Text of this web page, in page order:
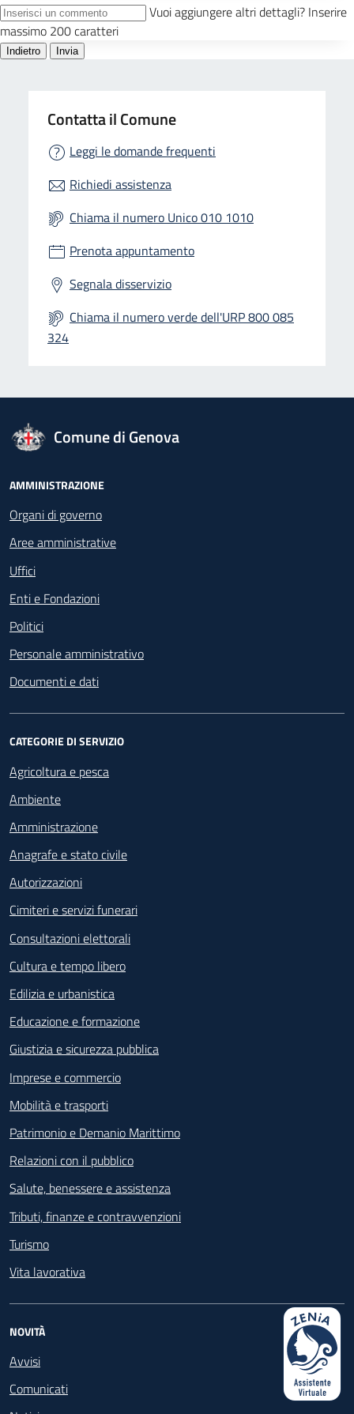
Contatta il Comune
Leggi le domande frequenti
Richiedi assistenza
Chiama il numero Unico 010 1010
Prenota appuntamento
Segnala disservizio
Chiama il numero verde dell'URP 800 085
324
logo Unione Europea
Comune di Genova
Footer - Navigazione
AMMINISTRAZIONE
Organi di governo
Aree amministrative
Uffici
Enti e Fondazioni
Politici
Personale amministrativo
Documenti e dati
CATEGORIE DI SERVIZIO
Agricoltura e pesca
Ambiente
Amministrazione
Anagrafe e stato civile
Autorizzazioni
Cimiteri e servizi funerari
Consultazioni elettorali
Cultura e tempo libero
Edilizia e urbanistica
Educazione e formazione
Giustizia e sicurezza pubblica
Imprese e commercio
Mobilità e trasporti
Patrimonio e Demanio Marittimo
Relazioni con il pubblico
Salute, benessere e assistenza
Tributi, finanze e contravvenzioni
Turismo
Vita lavorativa
NOVITÀ
Avvisi
Comunicati